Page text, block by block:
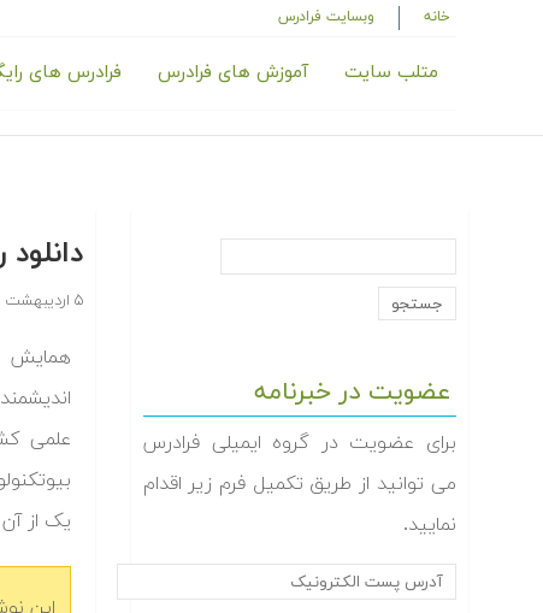
خانه وبسایت فرادرس
متلب سایت آموزش های فرادرس فرادرس های
عضویت در خبرنامه
برای عضویت در گروه ایمیلی فرادرس
می توانید از طریق تکمیل فرم زیر اقدام
نمایید.
۵ اردیبهشت ۱۳۹۴
همایش
علمی
یک از